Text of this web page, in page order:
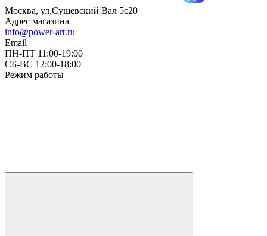
Москва, ул.Сущевский Вал 5с20
Адрес магазина
info@power-art.ru
Email
ПН-ПТ 11:00-19:00
СБ-ВС 12:00-18:00
Режим работы